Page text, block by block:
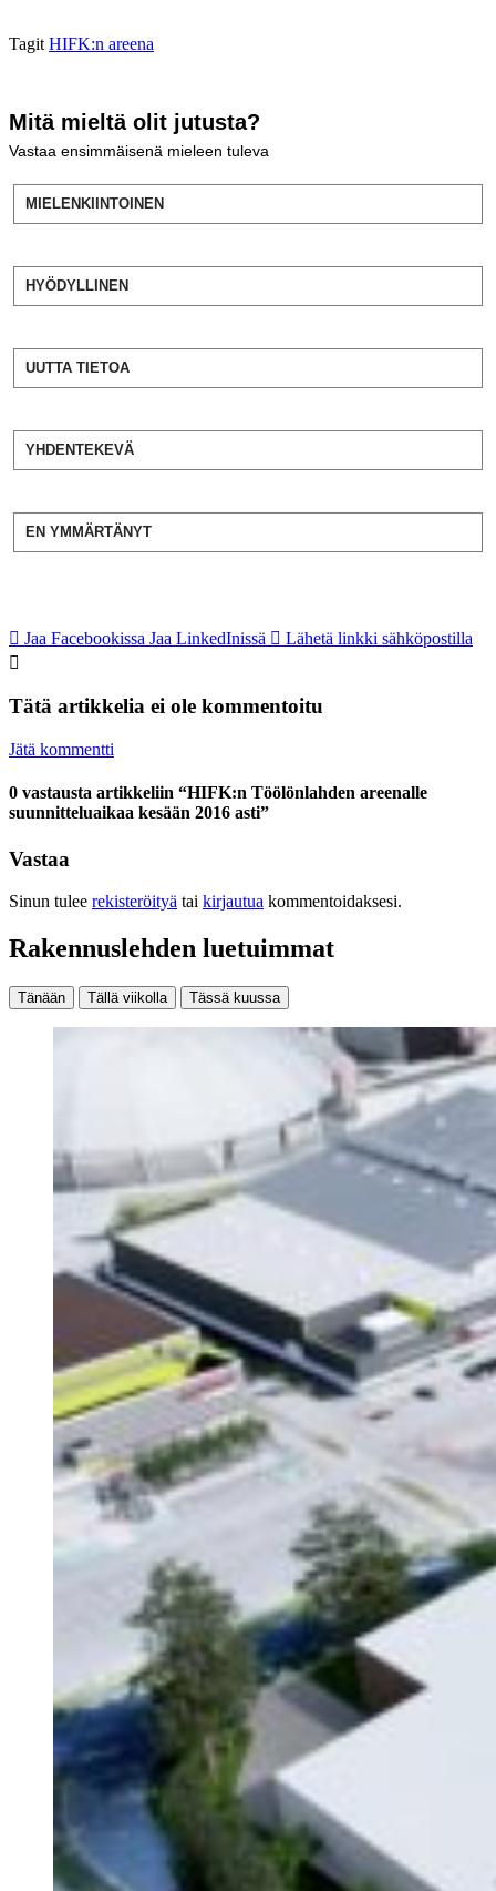
Tagit HIFK:n areena
Mitä mieltä olit jutusta?
Vastaa ensimmäisenä mieleen tuleva
MIELENKIINTOINEN
HYÖDYLLINEN
UUTTA TIETOA
YHDENTEKEVÄ
EN YMMÄRTÄNYT
Jaa Facebookissa Jaa LinkedInissä Lähetä linkki sähköpostilla
Tätä artikkelia ei ole kommentoitu
Jätä kommentti
0 vastausta artikkeliin “HIFK:n Töölönlahden areenalle
suunnitteluaikaa kesään 2016 asti”
Vastaa
Sinun tulee rekisteröityä tai kirjautua kommentoidaksesi.
Rakennuslehden luetuimmat
Tänään Tällä viikolla Tässä kuussa